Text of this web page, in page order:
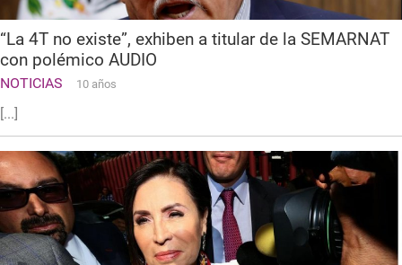
“La 4T no existe”, exhiben a titular de la SEMARNAT
con polémico AUDIO
NOTICIAS 10 años
[...]